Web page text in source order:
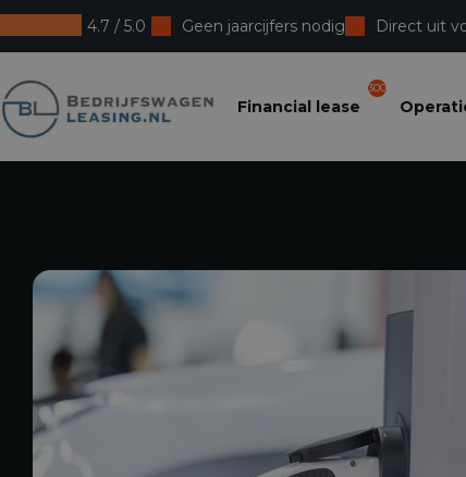
4.7 / 5.0 Geen jaarcijfers nodig Direct uit
Bedrijfswagenleasing
Financial lease
300